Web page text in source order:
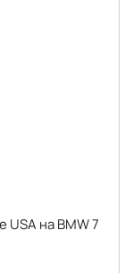
USA на BMW 7